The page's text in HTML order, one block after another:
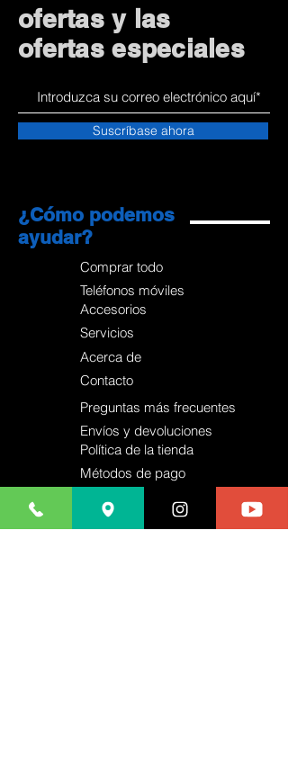
ofertas y las
ofertas especiales
Suscríbase ahora
¿Cómo podemos
ayudar?
Comprar todo
Teléfonos móviles
Accesorios
Servicios
Acerca de
Contacto
Preguntas más frecuentes
Envíos y devoluciones
Política de la tienda
Métodos de pago
Blog
Servicio al Cliente